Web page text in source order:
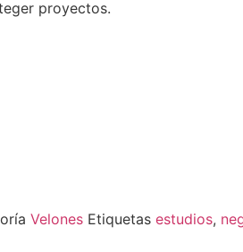
proyectos.
Velones Etiquetas estudios,